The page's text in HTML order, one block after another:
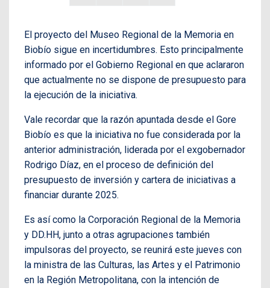
El proyecto del Museo Regional de la Memoria en
Biobío sigue en incertidumbres. Esto principalmente
informado por el Gobierno Regional en que aclararon
que actualmente no se dispone de presupuesto para
la ejecución de la iniciativa.
Vale recordar que la razón apuntada desde el Gore
Biobío es que la iniciativa no fue considerada por la
anterior administración, liderada por el exgobernador
Rodrigo Díaz, en el proceso de definición del
presupuesto de inversión y cartera de iniciativas a
financiar durante 2025.
Es así como la Corporación Regional de la Memoria
y DD.HH, junto a otras agrupaciones también
impulsoras del proyecto, se reunirá este jueves con
la ministra de las Culturas, las Artes y el Patrimonio
en la Región Metropolitana, con la intención de